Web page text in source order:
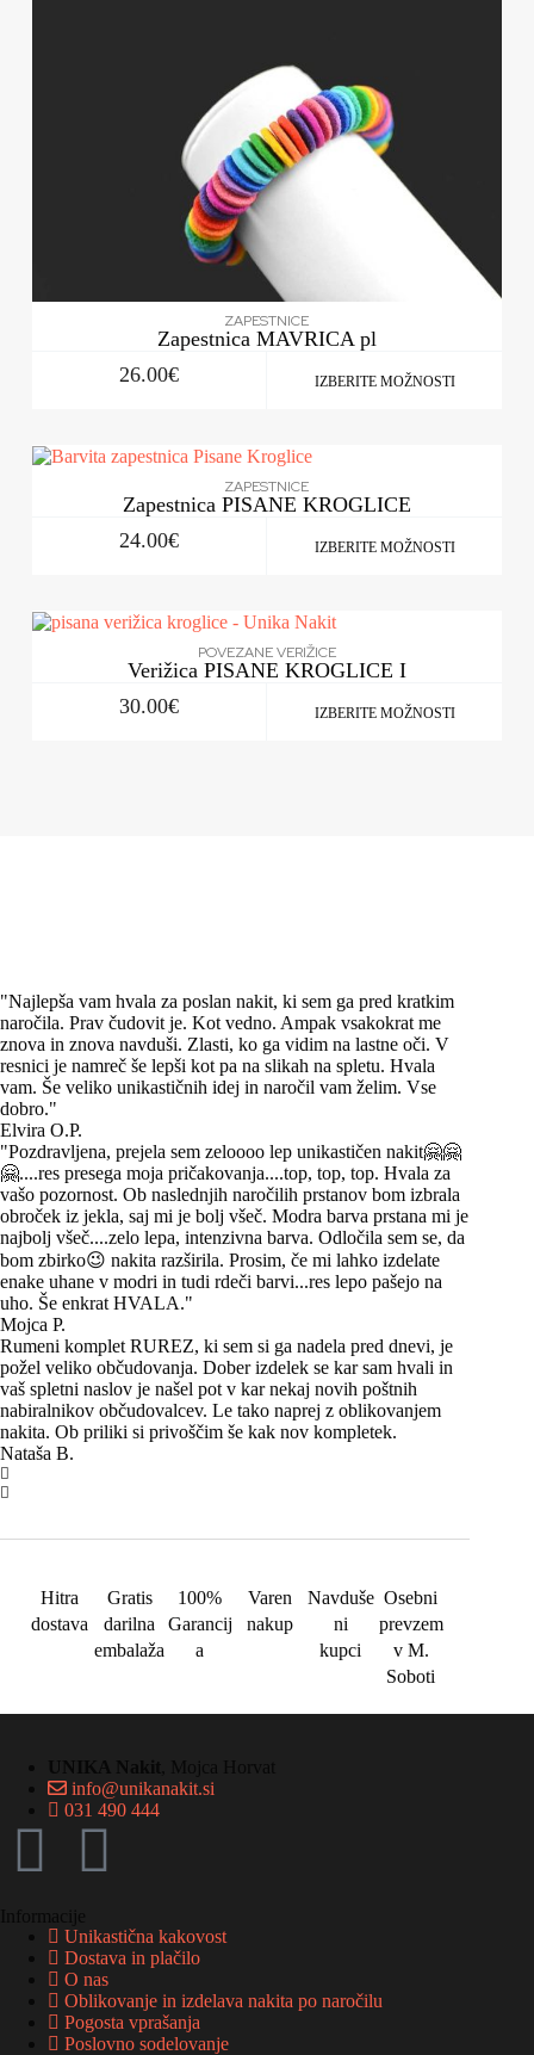
ZAPESTNICE
Zapestnica MAVRICA pl
26.00€ IZBERITE MOŽNOSTI
ZAPESTNICE
Zapestnica PISANE KROGLICE
24.00€ IZBERITE MOŽNOSTI
POVEZANE VERIŽICE
Verižica PISANE KROGLICE I
30.00€ IZBERITE MOŽNOSTI
"Najlepša vam hvala za poslan nakit, ki sem ga pred kratkim
naročila. Prav čudovit je. Kot vedno. Ampak vsakokrat me
znova in znova navduši. Zlasti, ko ga vidim na lastne oči. V
resnici je namreč še lepši kot pa na slikah na spletu. Hvala
vam. Še veliko unikastičnih idej in naročil vam želim. Vse
dobro."
Elvira O.P.
"Pozdravljena, prejela sem zeloooo lep unikastičen nakit🤗🤗
🤗....res presega moja pričakovanja....top, top, top. Hvala za
vašo pozornost. Ob naslednjih naročilih prstanov bom izbrala
obroček iz jekla, saj mi je bolj všeč. Modra barva prstana mi je
najbolj všeč....zelo lepa, intenzivna barva. Odločila sem se, da
bom zbirko😉 nakita razširila. Prosim, če mi lahko izdelate
enake uhane v modri in tudi rdeči barvi...res lepo pašejo na
uho. Še enkrat HVALA."
Mojca P.
Rumeni komplet RUREZ, ki sem si ga nadela pred dnevi, je
požel veliko občudovanja. Dober izdelek se kar sam hvali in
vaš spletni naslov je našel pot v kar nekaj novih poštnih
nabiralnikov občudovalcev. Le tako naprej z oblikovanjem
nakita. Ob priliki si privoščim še kak nov kompletek.
Nataša B.
Hitra
dostava
Gratis
darilna
embalaža
100%
Garancij
a
Varen
nakup
Navduše
ni
kupci
Osebni
prevzem
v M.
Soboti
info@unikanakit.si
031 490 444
Unikastična kakovost
Dostava in plačilo
O nas
Oblikovanje in izdelava nakita po naročilu
Pogosta vprašanja
Poslovno sodelovanje